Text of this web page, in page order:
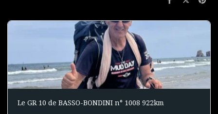
Le GR 10 de BASSO-BONDINI n° 1008 922km